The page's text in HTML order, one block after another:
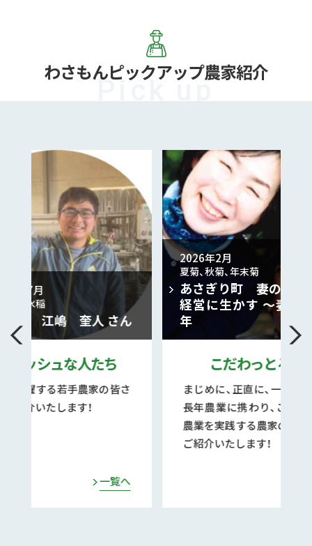
わさもんピックアップ農家紹介
2026年2月
夏菊、秋菊、年末菊
あさぎり町 妻のひとことを
経営に生かす ～妻と菊と46
年
こだわっとる農
まじめに、正直に、一生懸命に、
長年農業に携わり、こだわりの
農業を実践する農家の皆さんを
2026
大玉す
熊本